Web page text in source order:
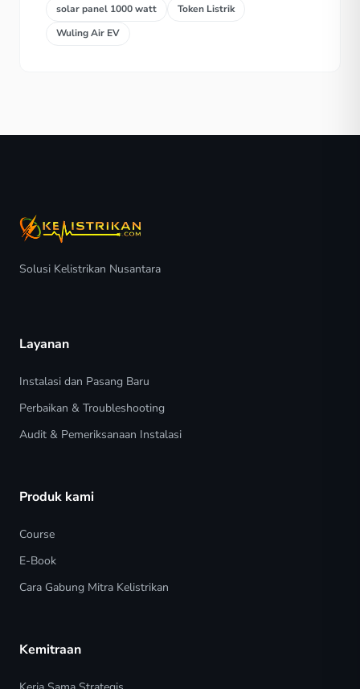
solar panel 1000 watt
Token Listrik
Wuling Air EV
Solusi Kelistrikan Nusantara
Layanan
Instalasi dan Pasang Baru
Perbaikan & Troubleshooting
Audit & Pemeriksanaan Instalasi
Produk kami
Course
E-Book
Cara Gabung Mitra Kelistrikan
Kemitraan